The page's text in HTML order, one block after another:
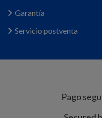
Garantía
Servicio postventa
Pago